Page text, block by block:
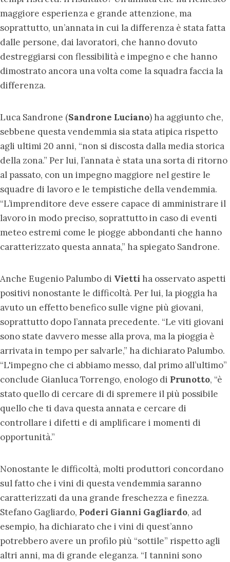
maggiore esperienza e grande attenzione, ma
soprattutto, un’annata in cui la differenza è stata fatta
dalle persone, dai lavoratori, che hanno dovuto
destreggiarsi con flessibilità e impegno e che hanno
dimostrato ancora una volta come la squadra faccia la
differenza.
Luca Sandrone (Sandrone Luciano) ha aggiunto che,
sebbene questa vendemmia sia stata atipica rispetto
agli ultimi 20 anni, “non si discosta dalla media storica
della zona.” Per lui, l’annata è stata una sorta di ritorno
al passato, con un impegno maggiore nel gestire le
squadre di lavoro e le tempistiche della vendemmia.
“L’imprenditore deve essere capace di amministrare il
lavoro in modo preciso, soprattutto in caso di eventi
meteo estremi come le piogge abbondanti che hanno
caratterizzato questa annata,” ha spiegato Sandrone.
Anche Eugenio Palumbo di Vietti ha osservato aspetti
positivi nonostante le difficoltà. Per lui, la pioggia ha
avuto un effetto benefico sulle vigne più giovani,
soprattutto dopo l’annata precedente. “Le viti giovani
sono state davvero messe alla prova, ma la pioggia è
arrivata in tempo per salvarle,” ha dichiarato Palumbo.
“L'impegno che ci abbiamo messo, dal primo all’ultimo”
conclude Gianluca Torrengo, enologo di Prunotto, “è
stato quello di cercare di di spremere il più possibile
quello che ti dava questa annata e cercare di
controllare i difetti e di amplificare i momenti di
opportunità.”
Nonostante le difficoltà, molti produttori concordano
sul fatto che i vini di questa vendemmia saranno
caratterizzati da una grande freschezza e finezza.
Stefano Gagliardo, Poderi Gianni Gagliardo, ad
esempio, ha dichiarato che i vini di quest’anno
potrebbero avere un profilo più “sottile” rispetto agli
altri anni, ma di grande eleganza. “I tannini sono